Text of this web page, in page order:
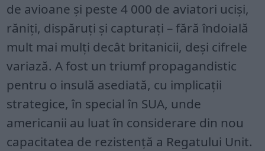
de avioane și peste 4 000 de aviatori uciși,
răniți, dispăruți și capturați – fără îndoială
mult mai mulți decât britanicii, deși cifrele
variază. A fost un triumf propagandistic
pentru o insulă asediată, cu implicații
strategice, în special în SUA, unde
americanii au luat în considerare din nou
capacitatea de rezistență a Regatului Unit.